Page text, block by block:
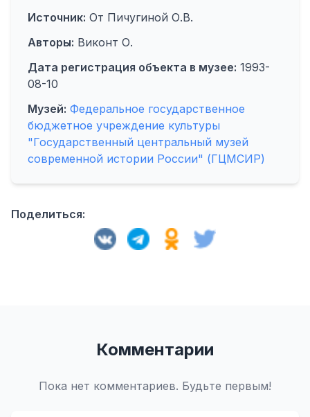
Источник: От Пичугиной О.В.
Авторы: Виконт О.
Дата регистрация объекта в музее: 1993-
08-10
Музей: Федеральное государственное
бюджетное учреждение культуры
"Государственный центральный музей
современной истории России" (ГЦМСИР)
Поделиться:
Комментарии
Пока нет комментариев. Будьте первым!